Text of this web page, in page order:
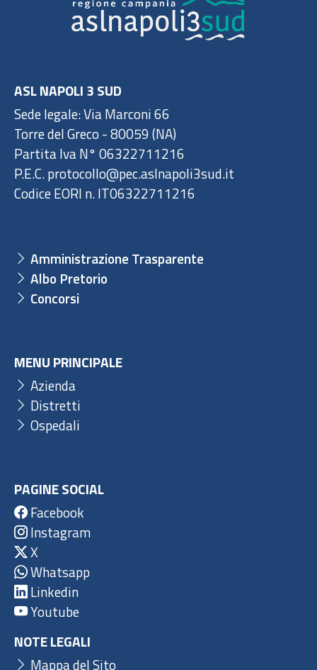
ASL NAPOLI 3 SUD
Sede legale: Via Marconi 66
Torre del Greco - 80059 (NA)
Partita Iva N° 06322711216
P.E.C. protocollo@pec.aslnapoli3sud.it
Codice EORI n. IT06322711216
Amministrazione Trasparente
Albo Pretorio
Concorsi
MENU PRINCIPALE
Azienda
Distretti
Ospedali
PAGINE SOCIAL
Facebook
Instagram
X
Whatsapp
Linkedin
Youtube
NOTE LEGALI
Mappa del Sito